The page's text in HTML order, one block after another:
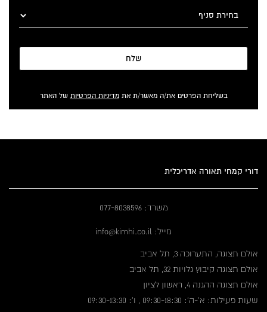
שלח
בשליחת הפרטים את/ה מאשר/ת אתמדיניות הפרטיות של האתר
דורי קמחי תאורה אדריכלית
משרד: 077-8038596
מייל: info@kimhi.co.il
אולם תצוגה, התערוכה 3, תל אביב
אולם תצוגה קיבוץ גלויות 32, תל אביב
אולם תצוגה ההגנה 4, ראשון לציון
שעות פעילות: א'-ה': 09:30-18:30 , ו': 09:30-13:30